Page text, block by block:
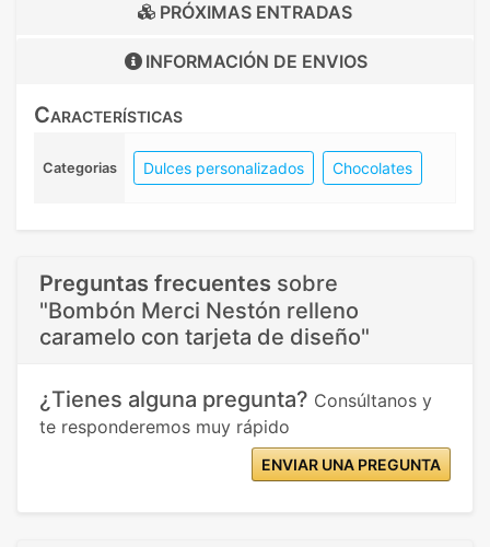
PRÓXIMAS ENTRADAS
INFORMACIÓN DE ENVIOS
Características
Categorias Dulces personalizados Chocolates
Preguntas frecuentes sobre
"Bombón Merci Nestón relleno
caramelo con tarjeta de diseño"
¿Tienes alguna pregunta? Consúltanos y
te responderemos muy rápido
ENVIAR UNA PREGUNTA